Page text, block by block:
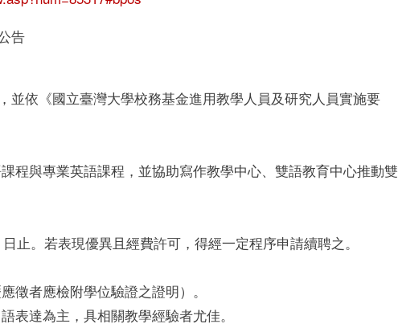
告
依《國立臺灣大學校務基金進用教學人員及研究人員實施要
程與專業英語課程，並協助寫作教學中心、雙語教育中心推動雙
止。若表現優異且經費許可，得經一定程序申請續聘之。
徵者應檢附學位驗證之證明）。
表達為主，具相關教學經驗者尤佳。